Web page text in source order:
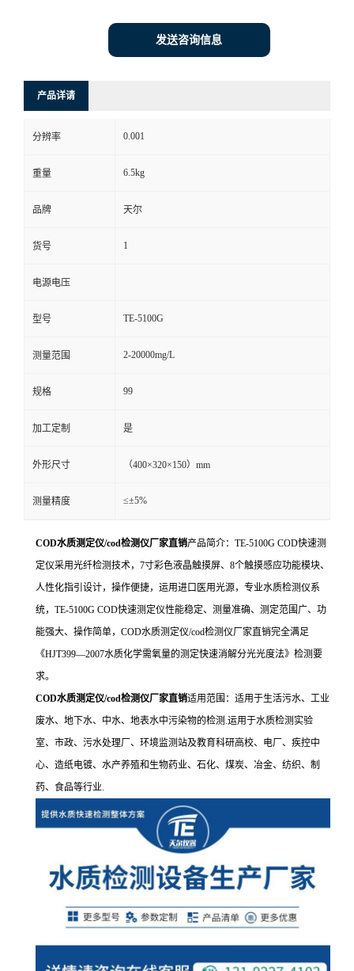
发送咨询信息
产品详请
分辨率 0.001
重量 6.5kg
品牌 天尔
货号 1
电源电压
型号 TE-5100G
测量范围 2-20000mg/L
规格 99
加工定制 是
外形尺寸 （400×320×150）mm
测量精度 ≤±5%
COD水质测定仪/cod检测仪厂家直销产品简介：TE-5100G COD快速测
定仪采用光纤检测技术， 7寸彩色液晶触摸屏、 8个触摸感应功能模块、
人性化指引设计，操作便捷，运用进口医用光源，专业水质检测仪系
统， TE-5100G COD快速测定仪性能稳定、测量准确、测定范围广、功
能强大、操作简单，COD水质测定仪/cod检测仪厂家直销完全满足
《HJT399—2007水质化学需氧量的测定快速消解分光光度法》检测要
求。
COD水质测定仪/cod检测仪厂家直销适用范围：适用于生活污水、工业
废水、地下水、中水、地表水中污染物的检测 运用于水质检测实验
室、市政、污水处理厂、环境监测站及教育科研高校、电厂、疾控中
心、造纸电镀、水产养殖和生物药业、石化、煤炭、冶金、纺织、制
药、食品等行业